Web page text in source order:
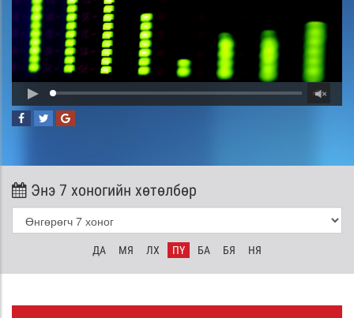
Энэ 7 хоногийн хөтөлбөр
ДА МЯ ЛХ ПҮ БА БЯ НЯ